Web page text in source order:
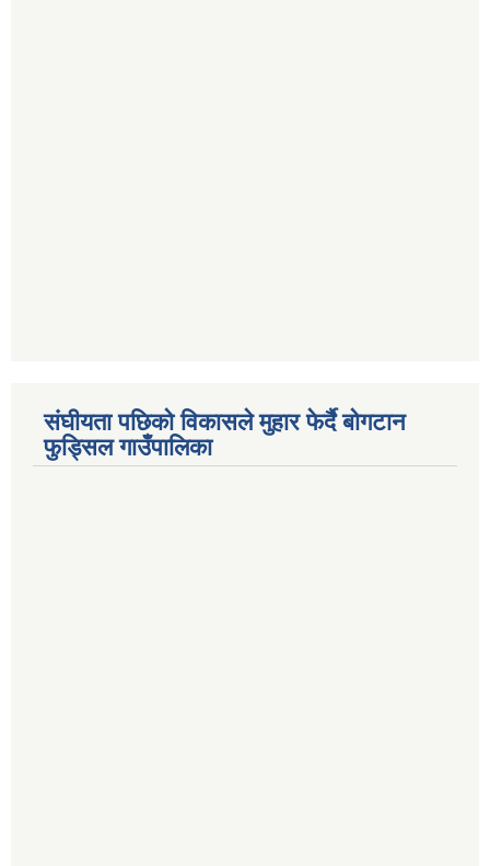
संघीयता पछिको विकासले मुहार फेर्दै बोगटान
फुड्सिल गाउँपालिका